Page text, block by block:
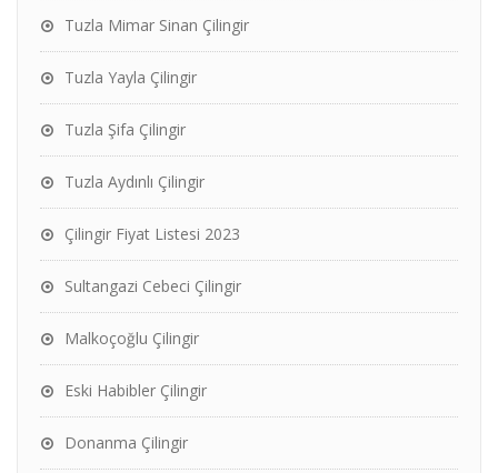
Tuzla Mimar Sinan Çilingir
Tuzla Yayla Çilingir
Tuzla Şifa Çilingir
Tuzla Aydınlı Çilingir
Çilingir Fiyat Listesi 2023
Sultangazi Cebeci Çilingir
Malkoçoğlu Çilingir
Eski Habibler Çilingir
Donanma Çilingir